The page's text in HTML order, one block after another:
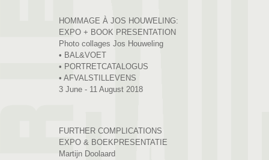
HOMMAGE À JOS HOUWELING:
EXPO + BOOK PRESENTATION
Photo collages Jos Houweling
• BAL&VOET
• PORTRETCATALOGUS
• AFVALSTILLEVENS
3 June - 11 August 2018
FURTHER COMPLICATIONS
EXPO & BOEKPRESENTATIE
Martijn Doolaard